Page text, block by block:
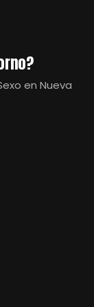
en Nueva